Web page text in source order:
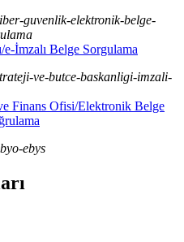
guvenlik-elektronik-belge-
e-İmzalı Belge Sorgulama
ve-butce-baskanligi-imzali-
ve Finans Ofisi/Elektronik Belge
ebys